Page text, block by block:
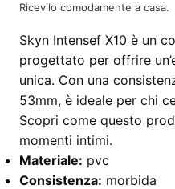
Ricevilo comodamente a casa.
Skyn Intensef X10 è un
progettato per offrire
unica. Con una
53mm, è ideale per chi
Scopri come questo
momenti intimi.
Materiale: pvc
Consistenza: morbida